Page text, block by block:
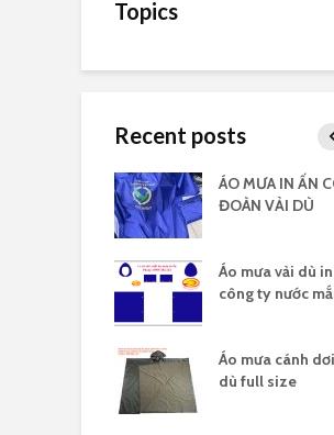
Topics
Recent posts
ÁO MƯA IN ẤN
ĐOÀN VẢI DÙ
Áo mưa vải dù
công ty nước
Áo mưa cánh
dù full size